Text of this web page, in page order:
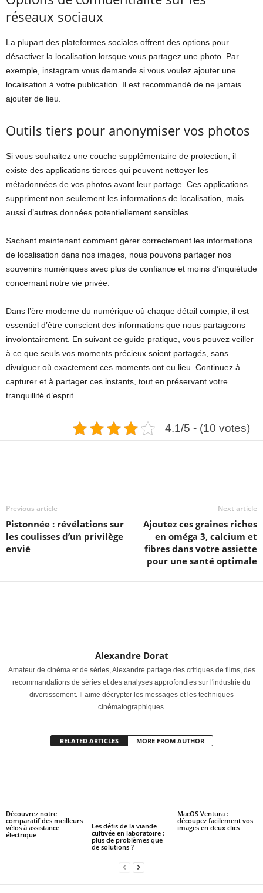
réseaux sociaux
La plupart des plateformes sociales offrent des options pour
désactiver la localisation lorsque vous partagez une photo. Par
exemple, instagram vous demande si vous voulez ajouter une
localisation à votre publication. Il est recommandé de ne jamais
ajouter de lieu.
Outils tiers pour anonymiser vos photos
Si vous souhaitez une couche supplémentaire de protection, il
existe des applications tierces qui peuvent nettoyer les
métadonnées de vos photos avant leur partage. Ces applications
suppriment non seulement les informations de localisation, mais
aussi d’autres données potentiellement sensibles.
Sachant maintenant comment gérer correctement les informations
de localisation dans nos images, nous pouvons partager nos
souvenirs numériques avec plus de confiance et moins d’inquiétude
concernant notre vie privée.
Dans l’ère moderne du numérique où chaque détail compte, il est
essentiel d’être conscient des informations que nous partageons
involontairement. En suivant ce guide pratique, vous pouvez veiller
à ce que seuls vos moments précieux soient partagés, sans
divulguer où exactement ces moments ont eu lieu. Continuez à
capturer et à partager ces instants, tout en préservant votre
tranquillité d’esprit.
4.1/5 - (10 votes)
Previous article
Pistonnée : révélations sur
les coulisses d’un privilège
envié
Next article
Ajoutez ces graines riches
en oméga 3, calcium et
fibres dans votre assiette
pour une santé optimale
Alexandre Dorat
Amateur de cinéma et de séries, Alexandre partage des critiques de films, des
recommandations de séries et des analyses approfondies sur l'industrie du
divertissement. Il aime décrypter les messages et les techniques
cinématographiques.
RELATED ARTICLES MORE FROM AUTHOR
Découvrez notre
comparatif des meilleurs
vélos à assistance
électrique
Les défis de la viande
cultivée en laboratoire :
plus de problèmes que
de solutions ?
MacOS Ventura :
découpez facilement vos
images en deux clics